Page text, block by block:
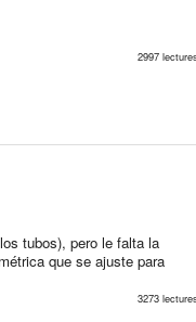
2997
tubos), pero le falta la
que se ajuste para
3273